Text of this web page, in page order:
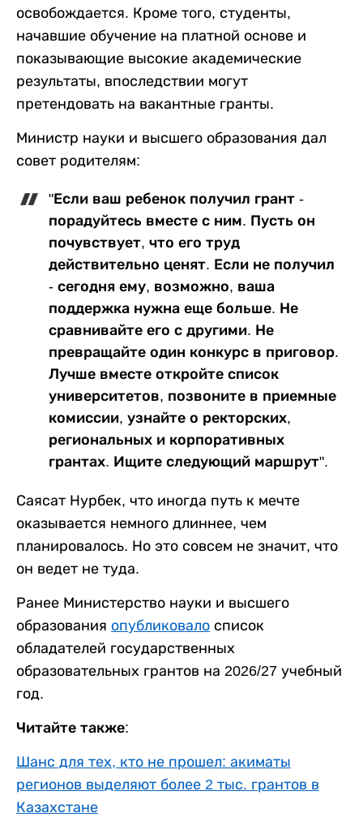
освобождается. Кроме того, студенты,
начавшие обучение на платной основе и
показывающие высокие академические
результаты, впоследствии могут
претендовать на вакантные гранты.
Министр науки и высшего образования дал
совет родителям:
"Если ваш ребенок получил грант -
порадуйтесь вместе с ним. Пусть он
почувствует, что его труд
действительно ценят. Если не получил
- сегодня ему, возможно, ваша
поддержка нужна еще больше. Не
сравнивайте его с другими. Не
превращайте один конкурс в приговор.
Лучше вместе откройте список
университетов, позвоните в приемные
комиссии, узнайте о ректорских,
региональных и корпоративных
грантах. Ищите следующий маршрут".
Саясат Нурбек, что иногда путь к мечте
оказывается немного длиннее, чем
планировалось. Но это совсем не значит, что
он ведет не туда.
Ранее Министерство науки и высшего
образования опубликовало список
обладателей государственных
образовательных грантов на 2026/27 учебный
год.
Читайте также:
Шанс для тех, кто не прошел: акиматы
регионов выделяют более 2 тыс. грантов в
Казахстане